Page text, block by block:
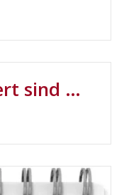
sind …